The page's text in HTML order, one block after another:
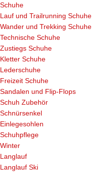
Schuhe
Lauf und Trailrunning Schuhe
Wander und Trekking Schuhe
Technische Schuhe
Zustiegs Schuhe
Kletter Schuhe
Lederschuhe
Freizeit Schuhe
Sandalen und Flip-Flops
Schuh Zubehör
Schnürsenkel
Einlegesohlen
Schuhpflege
Winter
Langlauf
Langlauf Ski